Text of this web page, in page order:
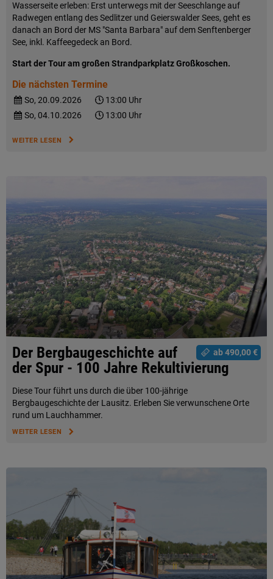
Wasserseite erleben: Erst unterwegs mit der Seeschlange auf
Radwegen entlang des Sedlitzer und Geierswalder Sees, geht es
danach an Bord der MS "Santa Barbara" auf dem Senftenberger
See, inkl. Kaffeegedeck an Bord.
Start der Tour am großen Strandparkplatz Großkoschen.
Die nächsten Termine
So, 20.09.2026
13:00 Uhr
So, 04.10.2026
13:00 Uhr
WEITER LESEN
ab 490,00 €
Der Bergbaugeschichte auf
der Spur - 100 Jahre Rekultivierung
Diese Tour führt uns durch die über 100-jährige
Bergbaugeschichte der Lausitz. Erleben Sie verwunschene Orte
rund um Lauchhammer.
WEITER LESEN